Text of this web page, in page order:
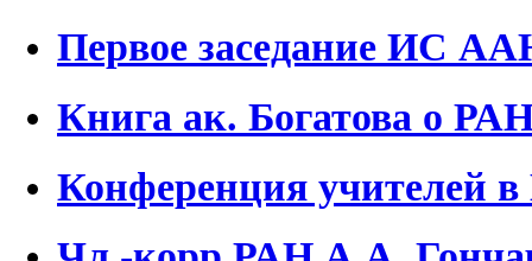
Первое заседание ИС
Книга ак. Богатова о
Конференция учителей